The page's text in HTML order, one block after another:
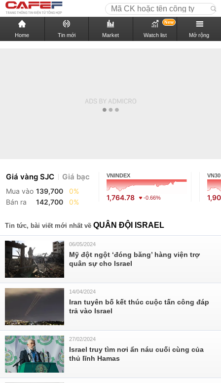
Home Tin mới Market Watch list
New
Mở rộng
Giá vàng SJC Giá bạc
Mua vào 139,700
0%
Bán ra
142,700 0%
VNINDEX
1,764.78 -0.66%
VN30
Tin tức, bài viết mới nhất về QUÂN ĐỘI ISRAEL
06/05/2024
Mỹ đột ngột ‘đóng băng’ hàng viện trợ
quân sự cho Israel
14/04/2024
Iran tuyên bố kết thúc cuộc tấn công đáp
trả vào Israel
27/02/2024
Israel truy tìm nơi ẩn náu cuối cùng của
thủ lĩnh Hamas